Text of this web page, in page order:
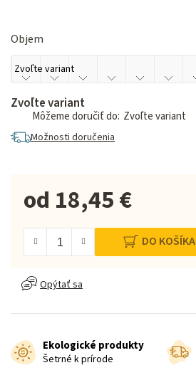
Objem
Zvoľte variant
Zvoľte variant
Možnosti doručenia
od 18,45 €
DO KOŠÍKA
Opýtať sa
Ekologické produkty
Šetrné k prírode